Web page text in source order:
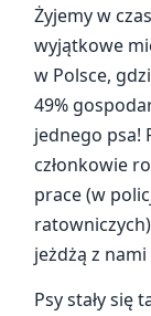
Żyjemy w
wyjątkowe
w Polsce,
49%
jednego psa!
członkowie
prace (w
jeżdżą z
Psy stały się